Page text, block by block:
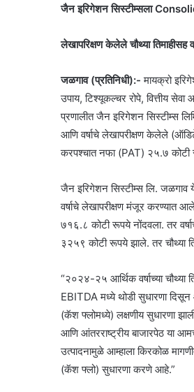
जैन इरिगेशन सिस्टीम्सला
लेखापरिक्षण केलेले चौथ्या तिमाहीसह
जळगाव (प्रतिनिधी):- मायक्रो
उपाय, टिश्यूकल्चर रोपे, वित्तीय सेवा
प्रणालीत जैन इरिगेशन सिस्टीम्स
आणि वर्षाचे लेखापरीक्षण केलेले
करपश्चात नफा (PAT) २५.७
जैन इरिगेशन सिस्टीम्स लि. जळगाव
वर्षाचे लेखापरीक्षण मंजूर
७१६.८ कोटी रूपये नोंदवला. तर
३२५९ कोटी रूपये झाले. तर चौथ्या
“२०२४-२५ आर्थिक वर्षाच्या
EBITDA मध्ये थोडी सुधारणा दिसून
(कॅश फ्लोमध्ये) लक्षणीय सुधारणा
आणि आंतरराष्ट्रीय बाजारपेठ या
उत्पादनामुळे आम्हाला किरकोळ
(कॅश फ्लो) सुधारणा करणे आहे.”